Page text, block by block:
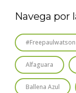
Navega por
#freepaulwatson
Alfaguara
Ballena Azul